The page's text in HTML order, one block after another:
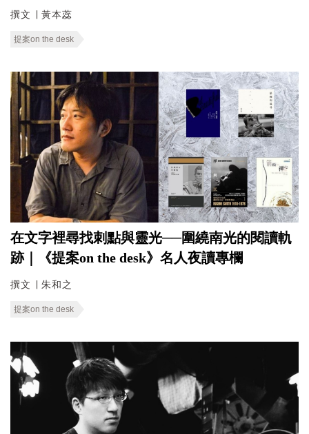
撰文 ∣ 黃本蕊
提案on the desk
在文字裡尋找刺點與靈光──圍繞南光的閱讀軌
跡｜《提案on the desk》名人夜讀專欄
撰文 ∣ 朱和之
提案on the desk